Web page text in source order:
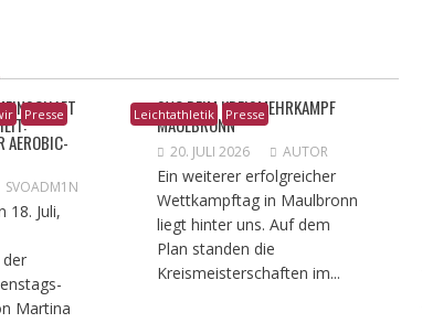
Presse U
T
G
SVOADM1N
18. Juli,
Martina
Leichtathletik Presse
SVO BEIM KREISMEHRKAMPF
MAULBRONN
20. JULI 2026 AUTOR
Ein weiterer erfolgreicher
Wettkampftag in Maulbronn
liegt hinter uns. Auf dem
Plan standen die
Kreismeisterschaften im...